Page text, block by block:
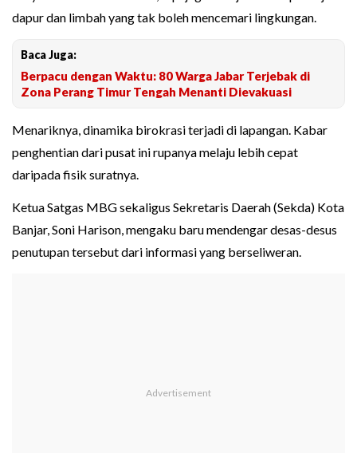
dapur dan limbah yang tak boleh mencemari lingkungan.
Baca Juga:
Berpacu dengan Waktu: 80 Warga Jabar Terjebak di
Zona Perang Timur Tengah Menanti Dievakuasi
Menariknya, dinamika birokrasi terjadi di lapangan. Kabar
penghentian dari pusat ini rupanya melaju lebih cepat
daripada fisik suratnya.
Ketua Satgas MBG sekaligus Sekretaris Daerah (Sekda) Kota
Banjar, Soni Harison, mengaku baru mendengar desas-desus
penutupan tersebut dari informasi yang berseliweran.